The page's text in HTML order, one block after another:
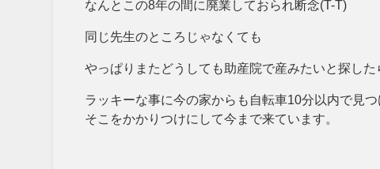
なんとこの8年の間に廃業しておられ断念(T-T)
同じ先生のところじゃなくても
やっぱりまたどうしても助産院で産みたいと探した
ラッキーな事に今の家からも自転車10分以内で見つ
そこをかかりつけにして今まで来ています。